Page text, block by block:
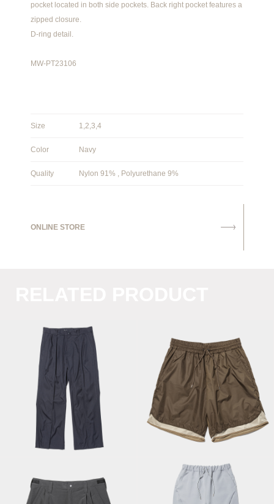
pocket located in both side pockets. Back right pocket features a
zipped closure.
D-ring detail.
MW-PT23106
Size 1,2,3,4
Color Navy
Quality Nylon 91% , Polyurethane 9%
ONLINE STORE
Blur Slit
Trouser/Navy
Ice Touch Sweat
Shorts/D Brown